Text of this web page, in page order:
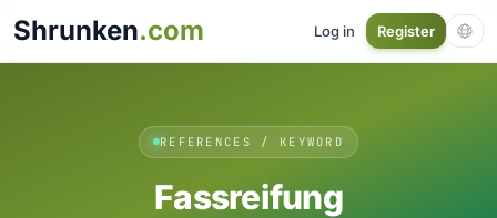
Shrunken.com Log in Register
REFERENCES / KEYWORD
Fassreifung